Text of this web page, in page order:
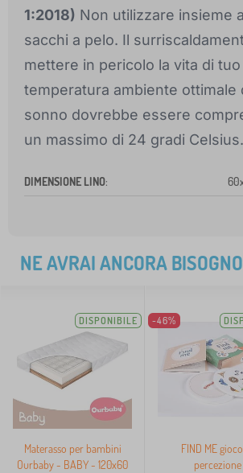
1:2018) Non utilizzare insieme
sacchi a pelo. Il
mettere in pericolo la vita di
temperatura ambiente ottimale
sonno dovrebbe essere
un massimo di 24 gradi Celsius.
DIMENSIONE LINO:
NE AVRAI ANCORA
DISPONIBILE
Materasso per bambini
Ourbaby - BABY - 120x60
-46%
FIND ME
percezione